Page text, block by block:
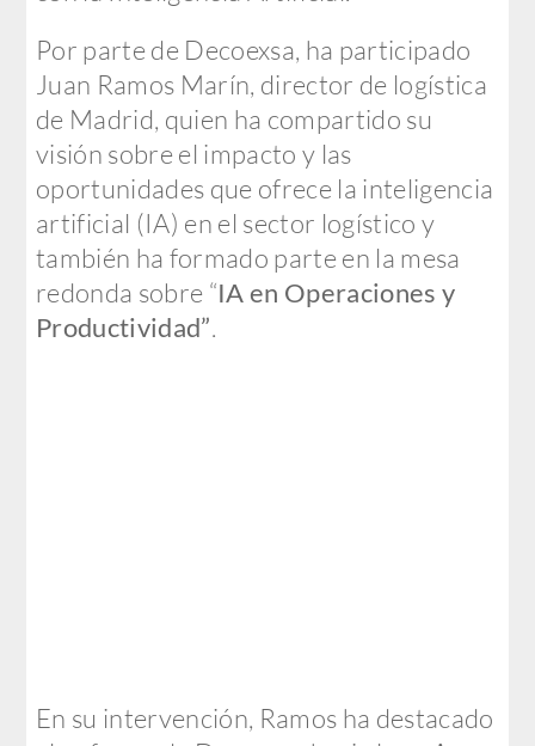
Por parte de Decoexsa, ha participado
Juan Ramos Marín, director de logística
de Madrid, quien ha compartido su
visión sobre el impacto y las
oportunidades que ofrece la inteligencia
artificial (IA) en el sector logístico y
también ha formado parte en la mesa
redonda sobre “IA en Operaciones y
Productividad”.
En su intervención, Ramos ha destacado